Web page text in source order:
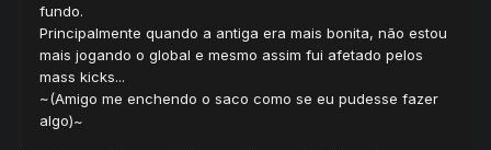
fundo.
Principalmente quando a antiga era mais bonita, não estou
mais jogando o global e mesmo assim fui afetado pelos
mass kicks...
~(Amigo me enchendo o saco como se eu pudesse fazer
algo)~